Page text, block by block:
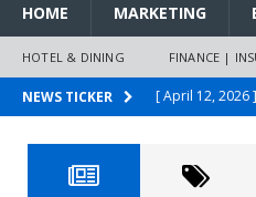
HOME MARKETING
HOTEL & DINING FINANCE |
NEWS TICKER [ April 12, 2026 ]
[ March 26,